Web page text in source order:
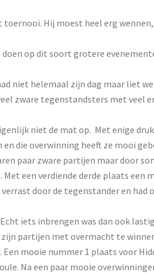
Hij moest heel erg
op dit soort grotere
niet helemaal zijn dag maar liet
zware tegenstandsters met veel
niet de mat op. Met enige
die overwinning heeft ze mooi
paar zware partijen maar door
een verdiende derde plaats een
door de tegenstander en
iets inbrengen was dan ook
partijen met overmacht te
mooie nummer 1 plaats voor
Na een paar mooie